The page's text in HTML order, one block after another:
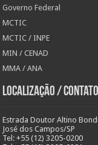
Governo Federal
MCTIC
MCTIC / INPE
MIN / CENAD
MMA / ANA
Localização / Contato
Estrada Doutor Altino
José dos Campos/SP
Tel: +55 (12) 3205-0200